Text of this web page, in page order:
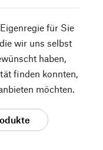
für Sie
wir uns selbst
haben,
finden konnten,
möchten.